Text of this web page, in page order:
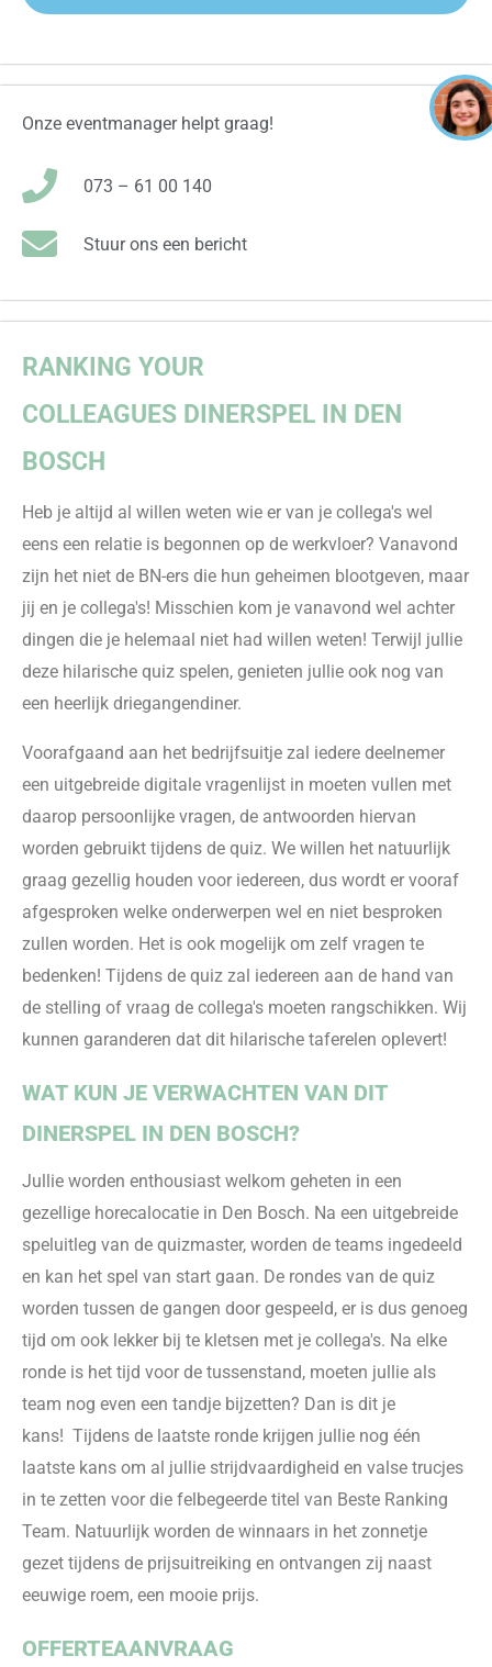
Onze eventmanager helpt graag!
073 – 61 00 140
Stuur ons een bericht
RANKING YOUR
COLLEAGUES DINERSPEL IN DEN
BOSCH
Heb je altijd al willen weten wie er van je collega's wel
eens een relatie is begonnen op de werkvloer? Vanavond
zijn het niet de BN-ers die hun geheimen blootgeven, maar
jij en je collega's! Misschien kom je vanavond wel achter
dingen die je helemaal niet had willen weten! Terwijl jullie
deze hilarische quiz spelen, genieten jullie ook nog van
een heerlijk driegangendiner.
Voorafgaand aan het bedrijfsuitje zal iedere deelnemer
een uitgebreide digitale vragenlijst in moeten vullen met
daarop persoonlijke vragen, de antwoorden hiervan
worden gebruikt tijdens de quiz. We willen het natuurlijk
graag gezellig houden voor iedereen, dus wordt er vooraf
afgesproken welke onderwerpen wel en niet besproken
zullen worden. Het is ook mogelijk om zelf vragen te
bedenken! Tijdens de quiz zal iedereen aan de hand van
de stelling of vraag de collega's moeten rangschikken. Wij
kunnen garanderen dat dit hilarische taferelen oplevert!
WAT KUN JE VERWACHTEN VAN DIT
DINERSPEL IN DEN BOSCH?
Jullie worden enthousiast welkom geheten in een
gezellige horecalocatie in Den Bosch. Na een uitgebreide
speluitleg van de quizmaster, worden de teams ingedeeld
en kan het spel van start gaan. De rondes van de quiz
worden tussen de gangen door gespeeld, er is dus genoeg
tijd om ook lekker bij te kletsen met je collega's. Na elke
ronde is het tijd voor de tussenstand, moeten jullie als
team nog even een tandje bijzetten? Dan is dit je
kans! Tijdens de laatste ronde krijgen jullie nog één
laatste kans om al jullie strijdvaardigheid en valse trucjes
in te zetten voor die felbegeerde titel van Beste Ranking
Team. Natuurlijk worden de winnaars in het zonnetje
gezet tijdens de prijsuitreiking en ontvangen zij naast
eeuwige roem, een mooie prijs.
OFFERTEAANVRAAG